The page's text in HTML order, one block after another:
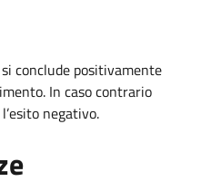
conclude positivamente
In caso contrario
negativo.